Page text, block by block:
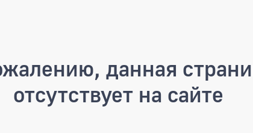
данная
отсутствует на сайте